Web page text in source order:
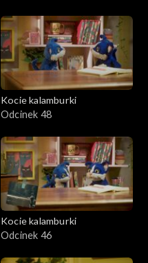
Kocie kalamburki
Odcinek 48
Kocie kalamburki
Odcinek 46